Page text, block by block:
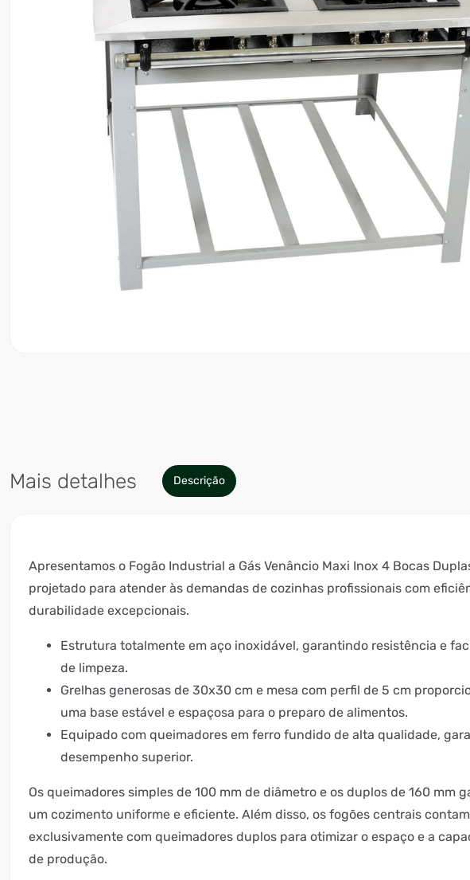
Mais detalhes Descrição
Apresentamos o Fogão Industrial a Gás Venâncio Maxi Inox 4 Bocas
projetado para atender às demandas de cozinhas profissionais com
durabilidade excepcionais.
Estrutura totalmente em aço inoxidável, garantindo resistência e
de limpeza.
Grelhas generosas de 30x30 cm e mesa com perfil de 5 cm
uma base estável e espaçosa para o preparo de alimentos.
Equipado com queimadores em ferro fundido de alta qualidade,
desempenho superior.
Os queimadores simples de 100 mm de diâmetro e os duplos de 160 mm
um cozimento uniforme e eficiente. Além disso, os fogões centrais contam
exclusivamente com queimadores duplos para otimizar o espaço e a
de produção.
10º climatizador